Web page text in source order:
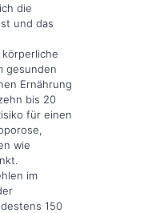
die
und das
körperliche
gesunden
Ernährung
bis 20
für einen
wie
im
150